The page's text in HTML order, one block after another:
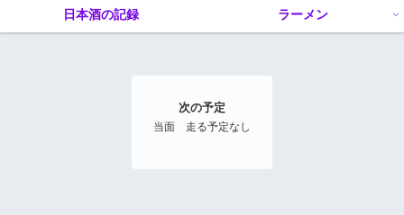
日本酒の記録 ラーメン
次の予定
当面 走る予定なし